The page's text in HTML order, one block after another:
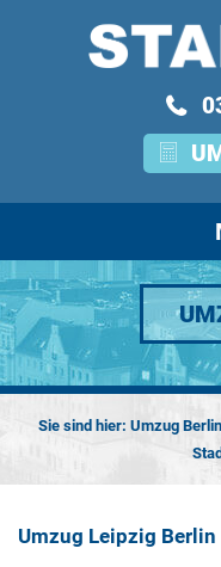
Sie sind hier: Umzug Berlin
Umzug Leipzig Berlin